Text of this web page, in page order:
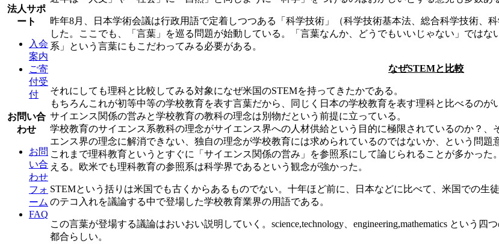
法人サポ
ート
入会
案内
ご寄
付受
付
お問い合
わせ
お問
い合
わせ
フォ
ーム
FAQ
昨年8月、日本学術会議は行政用語で定着しつつある「科学技術」（科学技術基本法、総合科学技術、
した。ここでも、「言葉」を巡る問題が始動している。「言葉なんか、どうでもいいじゃない」では
系」という言葉にもこだわってみる必要がある。
なぜSTEMと比較
それにしても理科と比較してみる対象になぜ米国のSTEMを持ってきたかである。
もちろんこれが初等中等の学校教育を表す言葉だから、同じく日本の学校教育を表す理科と比べるの
サイエンス関係の営みと学校教育の教科の理念は別物だという前提に立っている。
学校教育のサイエンス系教科の理念がサイエンス界への人材供給という目的に極限されているのか？
エンス界の理念に解消できない、独自の理念が学校教育には求められているのではないか、という問題
これまで理科教育というとすぐに「サイエンス関係の営み」を参照系にして論じられることが多かっ
える。欧米でも理科教育の参照系は科学界であるという観念が強かった。
STEMという括りは米国でも古くからあるものでない。十年ほど前に、日本などに比べて、米国での
のテコ入れを議論する中で登場した学校教育業界の用語である。
この言葉が登場する議論はおいおい説明していく。science,technology、engineering,mathematics という
都合らしい。